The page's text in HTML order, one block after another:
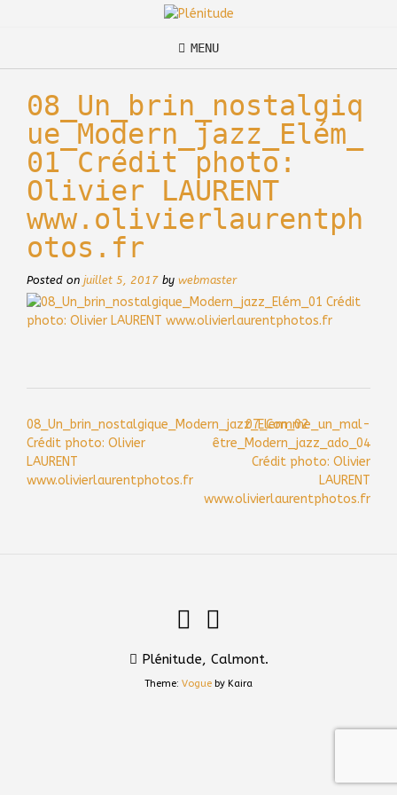
MENU
08_Un_brin_nostalgiq
ue_Modern_jazz_Elém_
01 Crédit photo:
Olivier LAURENT
www.olivierlaurentph
otos.fr
Posted on juillet 5, 2017 by webmaster
Post
navigation
08_Un_brin_nostalgique_Modern_jazz_Elem_02
Crédit photo: Olivier
LAURENT
www.olivierlaurentphotos.fr
07_Comme_un_mal-
être_Modern_jazz_ado_04
Crédit photo: Olivier
LAURENT
www.olivierlaurentphotos.fr
Plénitude, Calmont.
Theme: Vogue by Kaira